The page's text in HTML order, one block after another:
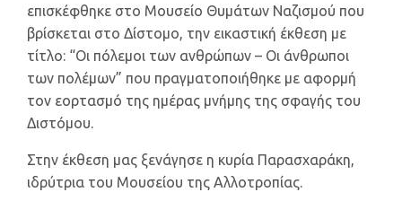
επισκέφθηκε στο Μουσείο Θυμάτων Ναζισμού που
βρίσκεται στο Δίστομο, την εικαστική έκθεση με
τίτλο: “Οι πόλεμοι των ανθρώπων – Οι άνθρωποι
των πολέμων” που πραγματοποιήθηκε με αφορμή
τον εορτασμό της ημέρας μνήμης της σφαγής του
Διστόμου.
Στην έκθεση μας ξενάγησε η κυρία Παρασχαράκη,
ιδρύτρια του Μουσείου της Αλλοτροπίας.